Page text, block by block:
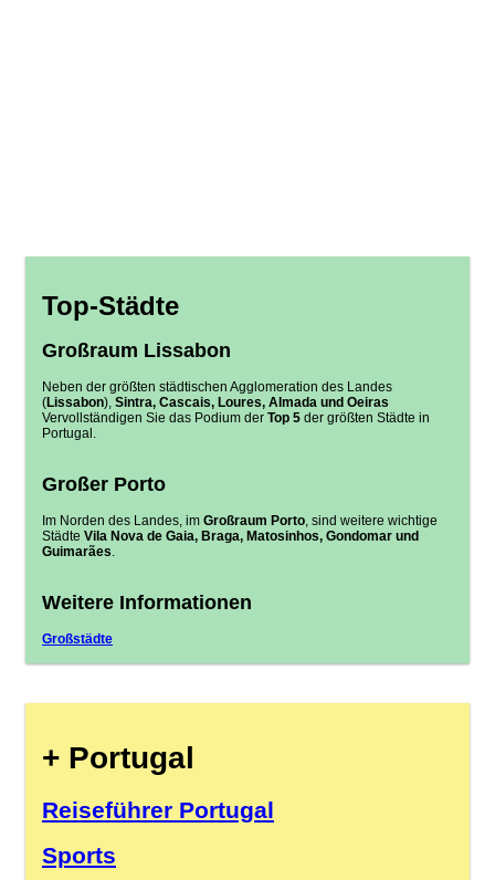
Top-Städte
Großraum Lissabon
Neben der größten städtischen Agglomeration des Landes
(Lissabon), Sintra, Cascais, Loures, Almada und Oeiras
Vervollständigen Sie das Podium der Top 5 der größten Städte in
Portugal.
Großer Porto
Im Norden des Landes, im Großraum Porto, sind weitere wichtige
Städte Vila Nova de Gaia, Braga, Matosinhos, Gondomar und
Guimarães.
Weitere Informationen
Großstädte
+ Portugal
Reiseführer Portugal
Sports